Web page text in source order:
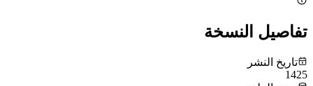
تفاصيل النسخة
تاريخ النشر
1425